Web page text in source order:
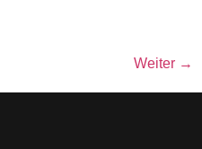
Weiter →